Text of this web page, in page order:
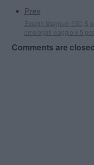
Prev
Elnagh Magnum 530; 5
omologati viaggio e 5
Comments are